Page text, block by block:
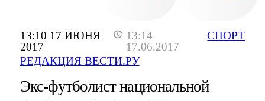
13:10 17 ИЮНЯ
2017
13:14
17.06.2017
РЕДАКЦИЯ ВЕСТИ.РУ
СПОРТ
Экс-футболист национальной